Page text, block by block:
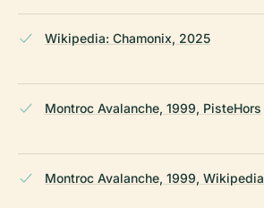
Wikipedia: Chamonix, 2025
Montroc Avalanche, 1999, PisteHors
Montroc Avalanche, 1999, Wikipedia